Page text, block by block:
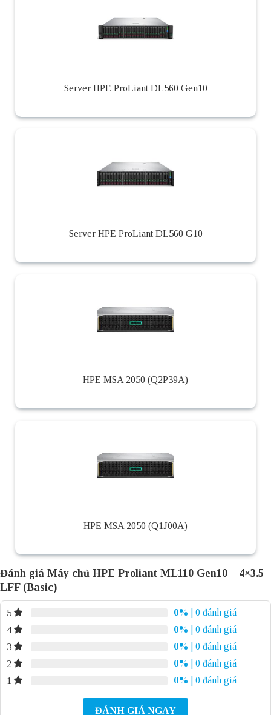
Server HPE ProLiant DL560 Gen10
Server HPE ProLiant DL560 G10
HPE MSA 2050 (Q2P39A)
HPE MSA 2050 (Q1J00A)
Đánh giá Máy chủ HPE Proliant ML110 Gen10 – 4×3.5
LFF (Basic)
5 0%
| 0 đánh giá
4
0%
| 0 đánh giá
3
0%
| 0 đánh giá
2
0%
| 0 đánh giá
1
0% | 0 đánh giá
ĐÁNH GIÁ NGAY